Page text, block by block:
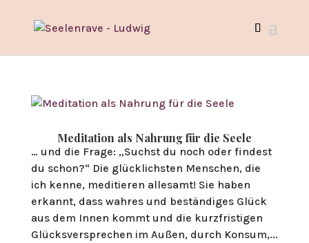
Meditation als Nahrung für die Seele
… und die Frage: „Suchst du noch oder findest
du schon?“ Die glücklichsten Menschen, die
ich kenne, meditieren allesamt! Sie haben
erkannt, dass wahres und beständiges Glück
aus dem Innen kommt und die kurzfristigen
Glücksversprechen im Außen, durch Konsum,...